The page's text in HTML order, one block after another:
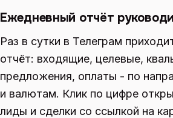
Ежедневный отчёт
Раз в сутки в Телеграм
отчёт: входящие, целевые,
предложения, оплаты - по
и валютам. Клик по цифре
лиды и сделки со ссылкой на